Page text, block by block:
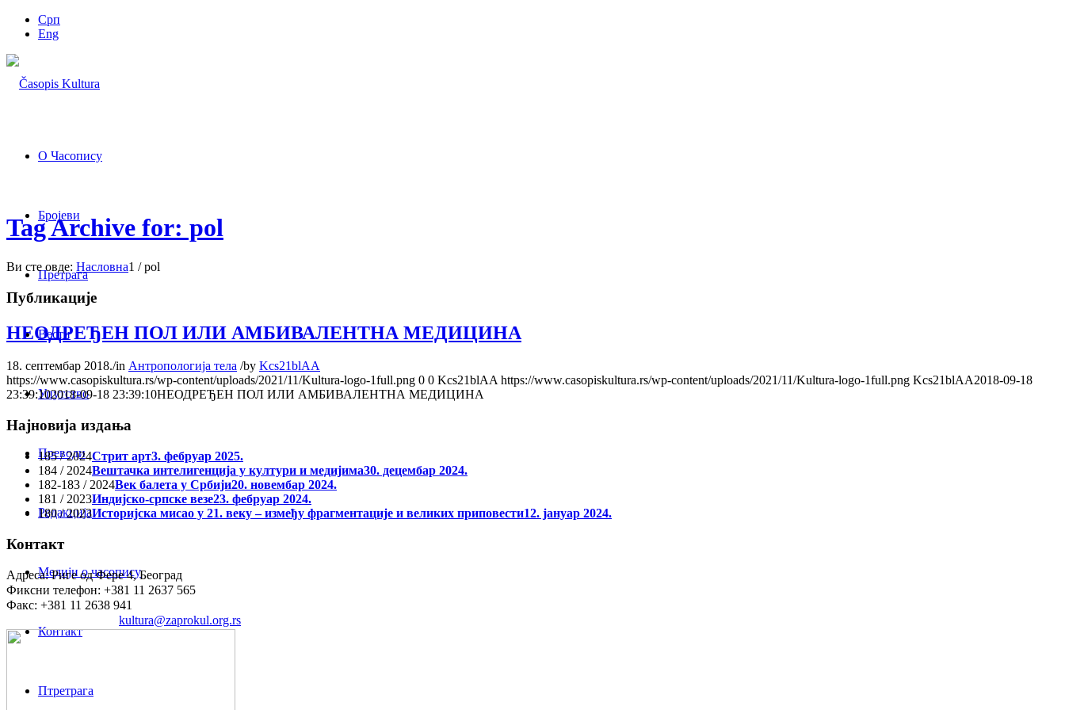
Срп
Eng
О Часопису
Бројеви
Претрага
Вести
Упутство
Преводи
Редакција
Медији о часопису
Контакт
Птретрага
Tag Archive for: pol
Ви сте овде: Насловна1 / pol
Публикације
НЕОДРЕЂЕН ПОЛ ИЛИ АМБИВАЛЕНТНА МЕДИЦИНА
18. септембар 2018./in Антропологија тела /by Kcs21blAA
https://www.casopiskultura.rs/wp-content/uploads/2021/11/Kultura-logo-1full.png 0 0 Kcs21blAA https://www.casopiskultura.rs/wp-content/uploads/2021/11/Kultura-logo-1full.png Kcs21blAA2018-09-18
23:39:102018-09-18 23:39:10НЕОДРЕЂЕН ПОЛ ИЛИ АМБИВАЛЕНТНА МЕДИЦИНА
Најновија издања
185 / 2024Стрит арт3. фебруар 2025.
184 / 2024Вештачка интелигенција у култури и медијима30. децембар 2024.
182-183 / 2024Век балета у Србији20. новембар 2024.
181 / 2023Индијско-српске везе23. фебруар 2024.
180 / 2023Историјска мисао у 21. веку – између фрагментације и великих приповести12. јануар 2024.
Контакт
Адреса: Риге од Фере 4, Београд
Фиксни телефон: +381 11 2637 565
Факс: +381 11 2638 941
kultura@zaprokul.org.rs